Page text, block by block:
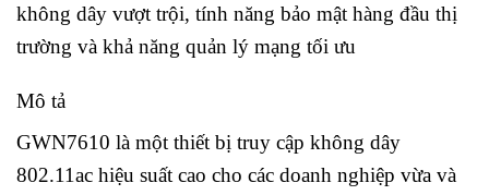
không dây vượt trội, tính năng bảo mật hàng đầu thị
trường và khả năng quản lý mạng tối ưu
Mô tả
GWN7610 là một thiết bị truy cập không dây
802.11ac hiệu suất cao cho các doanh nghiệp vừa và